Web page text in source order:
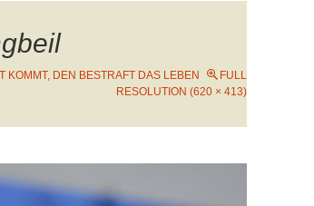
KOMMT, DEN BESTRAFT DAS LEBEN
FULL
RESOLUTION (620 × 413)